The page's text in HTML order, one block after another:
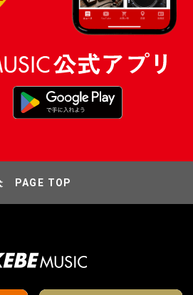
PAGE TOP